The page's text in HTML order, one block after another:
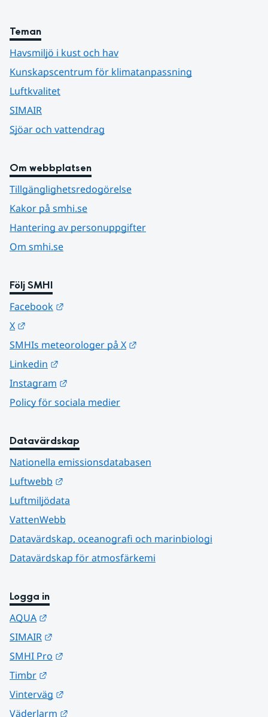
Teman
Havsmiljö i kust och hav
Kunskapscentrum för klimatanpassning
Luftkvalitet
SIMAIR
Sjöar och vattendrag
Om webbplatsen
Tillgänglighetsredogörelse
Kakor på smhi.se
Hantering av personuppgifter
Om smhi.se
Följ SMHI
Facebook
X
SMHIs meteorologer på X
Linkedin
Instagram
Policy för sociala medier
Datavärdskap
Nationella emissionsdatabasen
Luftwebb
Luftmiljödata
VattenWebb
Datavärdskap, oceanografi och marinbiologi
Datavärdskap för atmosfärkemi
Logga in
AQUA
SIMAIR
SMHI Pro
Timbr
Vinterväg
Väderlarm